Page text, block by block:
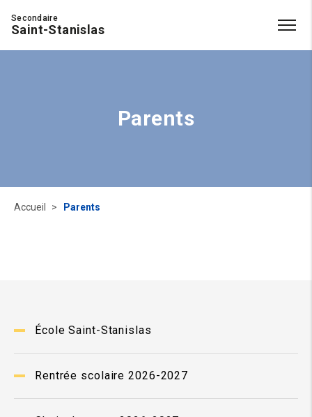
Secondaire
Saint-Stanislas
Parents
École Saint-Stanislas
Rentrée scolaire 2026-2027
Accueil Parents